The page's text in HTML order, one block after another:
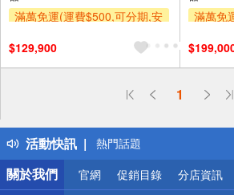
滿萬免運(運費$500,可分期,安
及使用6期以上分期0利率,需付
基本安裝運費)
$129,900
滿萬免
及使用6
1
活動快訊
偏遠地區配送
得獎公告
熱門話題
銀行優惠
偏遠地區配送
關於我們
官網 促銷目錄 分店資訊